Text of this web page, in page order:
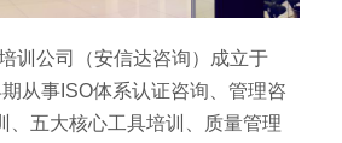
训公司（安信达咨询）成立于
从事ISO体系认证咨询、管理咨
、五大核心工具培训、质量管理